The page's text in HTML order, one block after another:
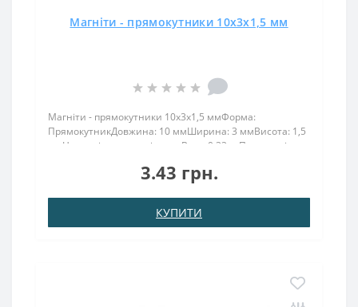
Магніти - прямокутники 10x3x1,5 мм
Магніти - прямокутники 10x3x1,5 ммФорма:
ПрямокутникДовжина: 10 ммШирина: 3 ммВисота: 1,5
ммНамагнічення: аксіальнеВага: 0,33 грПоверх. нікель
кгТемпература використання: до 80 ° C10Х3Х1,5 ..
3.43 грн.
КУПИТИ